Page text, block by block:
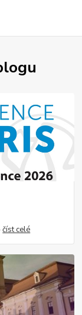
číst celé